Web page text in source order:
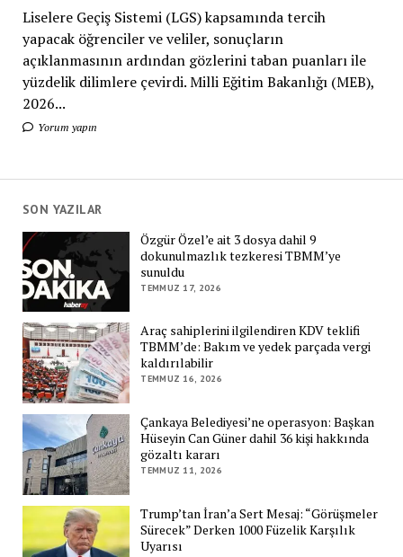
Liselere Geçiş Sistemi (LGS) kapsamında tercih
yapacak öğrenciler ve veliler, sonuçların
açıklanmasının ardından gözlerini taban puanları ile
yüzdelik dilimlere çevirdi. Milli Eğitim Bakanlığı (MEB),
2026...
Yorum yapın
SON YAZILAR
Özgür Özel’e ait 3 dosya dahil 9
dokunulmazlık tezkeresi TBMM’ye
sunuldu
TEMMUZ 17, 2026
Araç sahiplerini ilgilendiren KDV teklifi
TBMM’de: Bakım ve yedek parçada vergi
kaldırılabilir
TEMMUZ 16, 2026
Çankaya Belediyesi’ne operasyon: Başkan
Hüseyin Can Güner dahil 36 kişi hakkında
gözaltı kararı
TEMMUZ 11, 2026
Trump’tan İran’a Sert Mesaj: “Görüşmeler
Sürecek” Derken 1000 Füzelik Karşılık
Uyarısı